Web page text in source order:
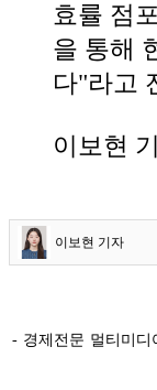
효률 점
을 통해
다"라고
이보현
이보현 기자
- 경제전문 멀티미디